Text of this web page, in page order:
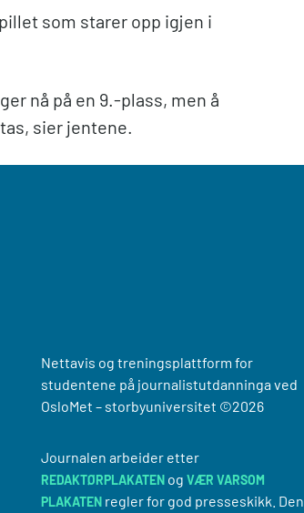
som starer opp igjen i
nå på en 9.-plass, men å
sier jentene.
Nettavis og treningsplattform for
studentene på journalistutdanninga ved
OsloMet – storbyuniversitet ©2026
Journalen arbeider etter
REDAKTØRPLAKATENog VÆR VARSOM
PLAKATENregler for god presseskikk. Den